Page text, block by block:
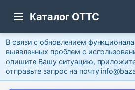
Каталог ОТТС
В связи с обновлением функционала
выявленных проблем с
опишите Вашу ситуацию,
отправьте запрос на почту